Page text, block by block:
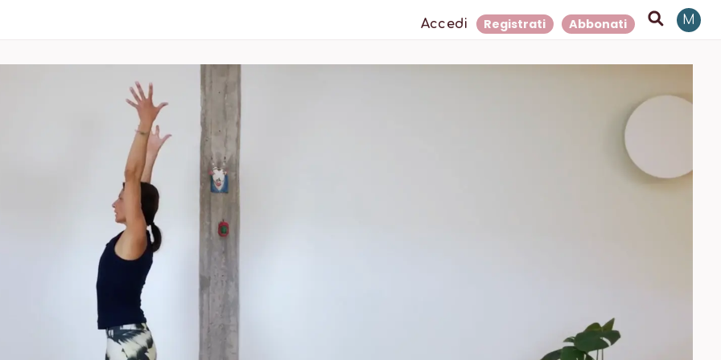
Accedi Registrati Abbonati M